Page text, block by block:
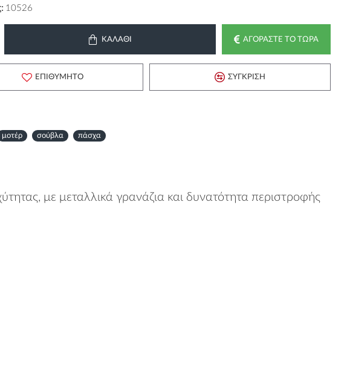
10526
ΚΑΛΆΘΙ ΑΓΟΡΆΣΤΕ ΤΟ ΤΏΡΑ
ΕΠΙΘΥΜΗΤΌ ΣΎΓΚΡΙΣΗ
μοτέρ σούβλα πάσχα
με μεταλλικά γρανάζια και δυνατότητα περιστροφής